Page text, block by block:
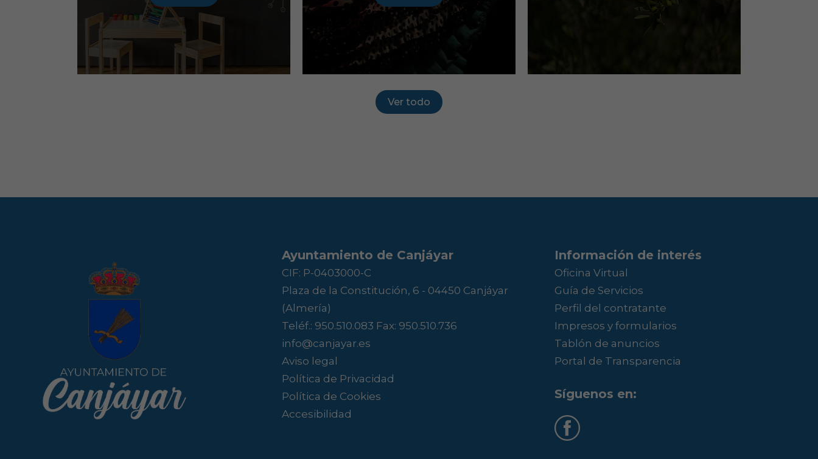
Ver todo
Ayuntamiento de Canjáyar
CIF: P-0403000-C
Plaza de la Constitución, 6 - 04450 Canjáyar
(Almería)
Teléf.: 950.510.083 Fax: 950.510.736
info@canjayar.es
Aviso legal
Política de Privacidad
Política de Cookies
Accesibilidad
Información de interés
Oficina Virtual
Guía de Servicios
Perfil del contratante
Impresos y formularios
Tablón de anuncios
Portal de Transparencia
Síguenos en: